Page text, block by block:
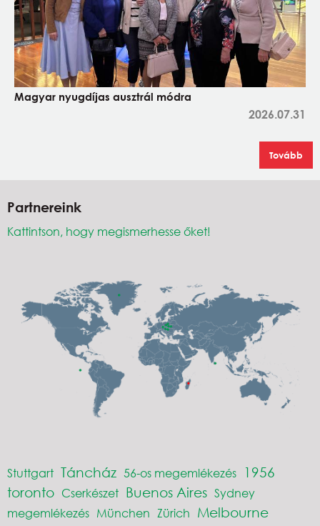
Magyar nyugdíjas ausztrál módra
2026.07.31
Tovább
Partnereink
Kattintson, hogy megismerhesse őket!
Stuttgart Táncház 56-os megemlékezés
1956
toronto Cserkészet Buenos Aires Sydney
megemlékezés München Zürich Melbourne